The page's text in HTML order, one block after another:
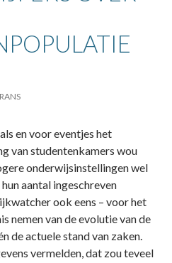
en voor eventjes het
van studentenkamers wou
onderwijsinstellingen wel
aantal ingeschreven
ook eens – voor het
nemen van de evolutie van de
de actuele stand van zaken.
vermelden, dat zou teveel